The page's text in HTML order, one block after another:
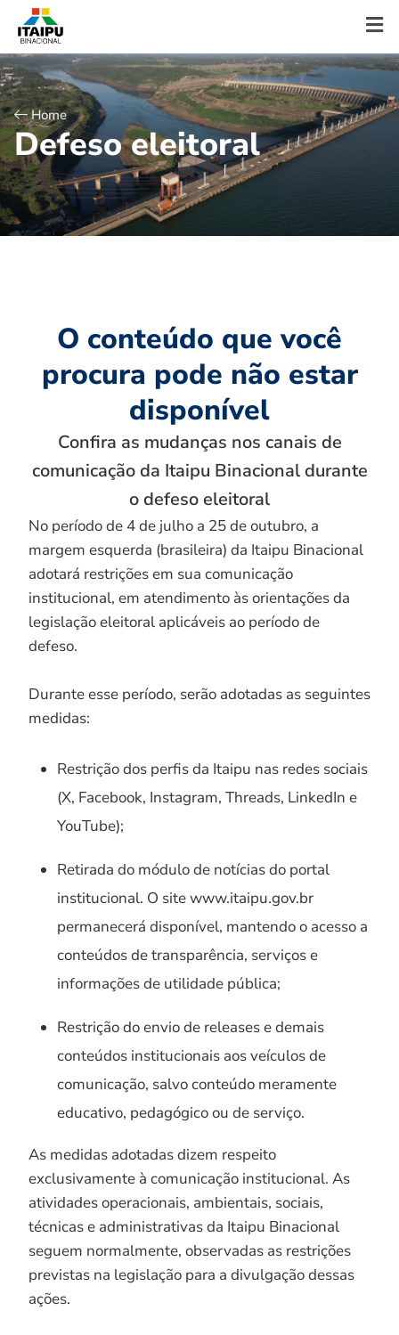
Home
Defeso eleitoral
O conteúdo que você
procura pode não estar
disponível
Confira as mudanças nos canais de
comunicação da Itaipu Binacional durante
o defeso eleitoral
No período de 4 de julho a 25 de outubro, a
margem esquerda (brasileira) da Itaipu Binacional
adotará restrições em sua comunicação
institucional, em atendimento às orientações da
legislação eleitoral aplicáveis ao período de
defeso.
Durante esse período, serão adotadas as seguintes
medidas:
Restrição dos perfis da Itaipu nas redes sociais
(X, Facebook, Instagram, Threads, LinkedIn e
YouTube);
Retirada do módulo de notícias do portal
institucional. O site www.itaipu.gov.br
permanecerá disponível, mantendo o acesso a
conteúdos de transparência, serviços e
informações de utilidade pública;
Restrição do envio de releases e demais
conteúdos institucionais aos veículos de
comunicação, salvo conteúdo meramente
educativo, pedagógico ou de serviço.
As medidas adotadas dizem respeito
exclusivamente à comunicação institucional. As
atividades operacionais, ambientais, sociais,
técnicas e administrativas da Itaipu Binacional
seguem normalmente, observadas as restrições
previstas na legislação para a divulgação dessas
ações.